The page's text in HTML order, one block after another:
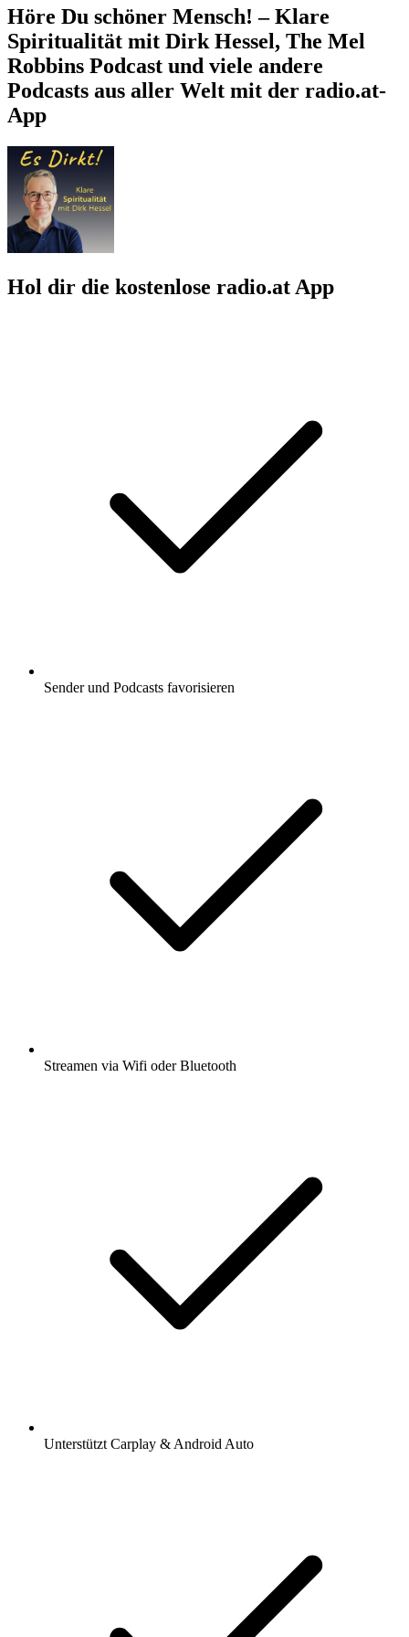
Höre Du schöner Mensch! – Klare
Spiritualität mit Dirk Hessel, The Mel
Robbins Podcast und viele andere
Podcasts aus aller Welt mit der radio.at-
App
Hol dir die kostenlose radio.at App
Sender und Podcasts favorisieren
Streamen via Wifi oder Bluetooth
Unterstützt Carplay & Android Auto